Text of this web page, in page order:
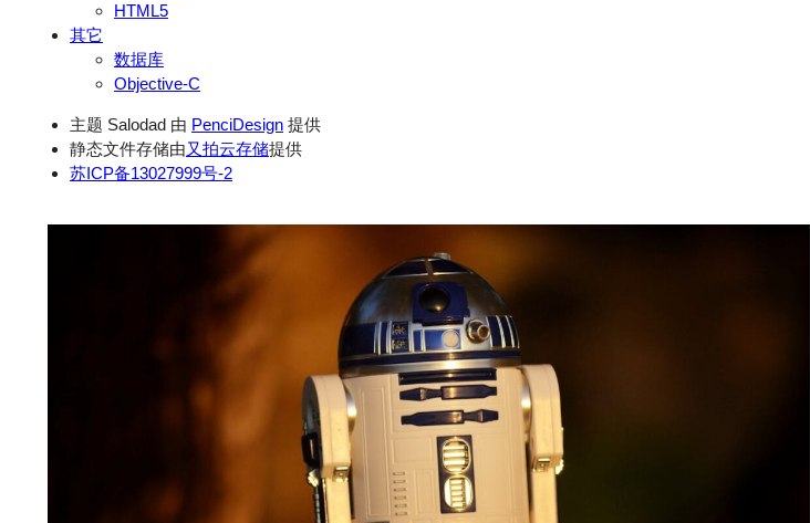
HTML5
其它
数据库
Objective-C
主题 Salodad 由 PenciDesign 提供
静态文件存储由又拍云存储提供
苏ICP备13027999号-2